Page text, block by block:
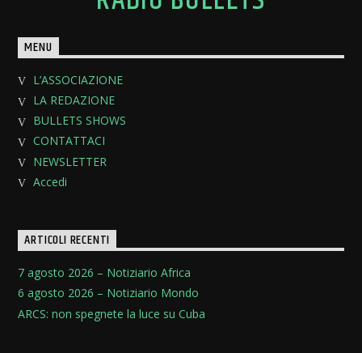
MENU
L’ASSOCIAZIONE
LA REDAZIONE
BULLETS SHOWS
CONTATTACI
NEWSLETTER
Accedi
ARTICOLI RECENTI
7 agosto 2026 – Notiziario Africa
6 agosto 2026 – Notiziario Mondo
ARCS: non spegnete la luce su Cuba